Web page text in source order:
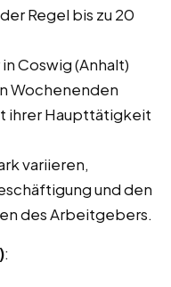
Regel bis zu 20
Coswig (Anhalt)
Wochenenden
ihrer Haupttätigkeit
variieren,
und den
des Arbeitgebers.
: